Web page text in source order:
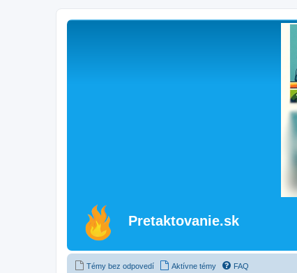
Pretaktovanie.sk
Témy bez odpovedí Aktívne témy FAQ